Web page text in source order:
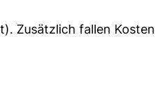
Zusätzlich fallen Kosten